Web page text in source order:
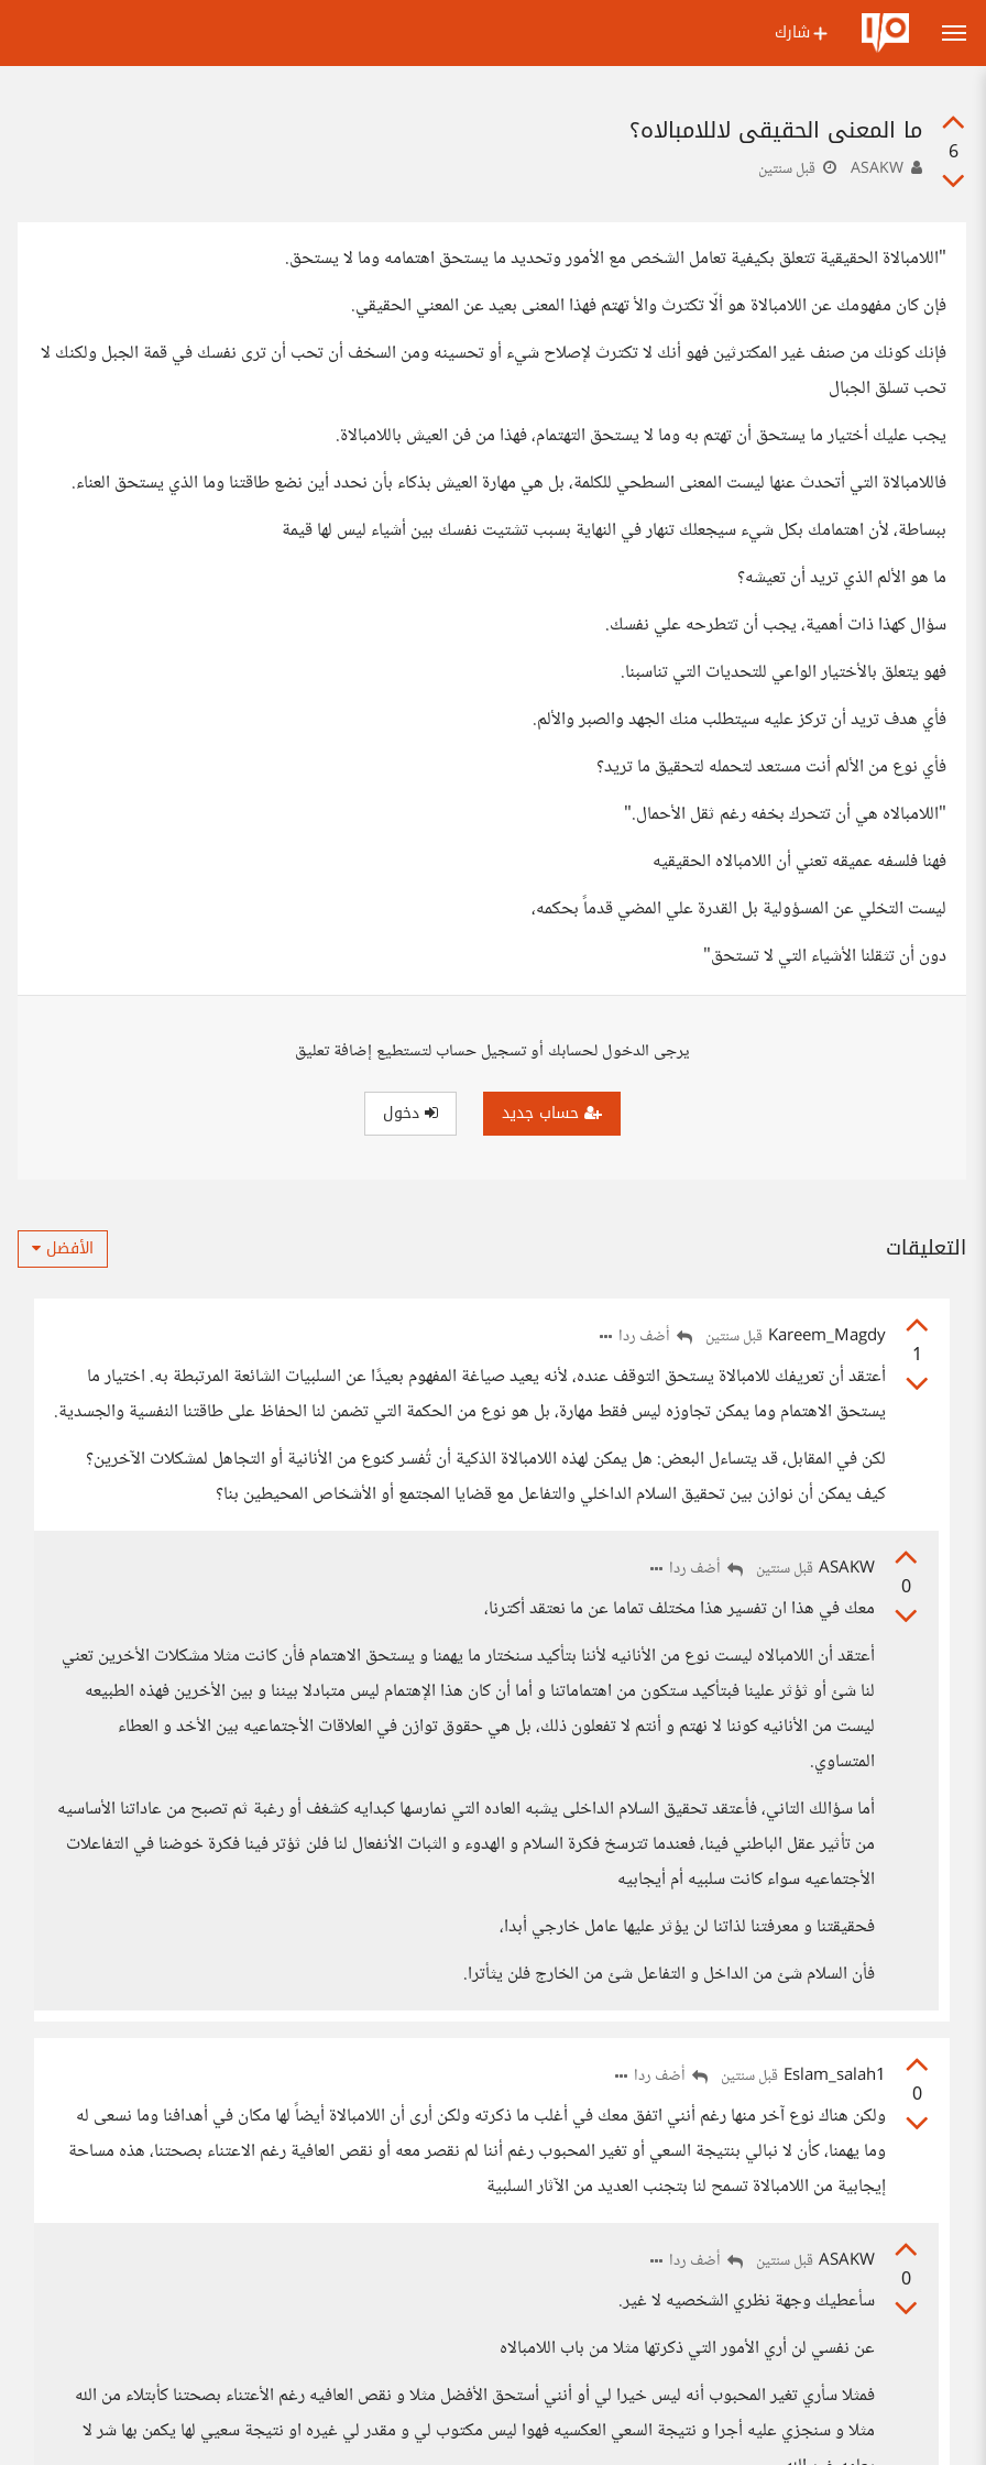
شارك
6
ما المعني الحقيقي لاللامبالاه؟
قبل سنتين
"اللامبالاة الحقيقية تتعلق بكيفية تعامل الشخص مع الأمور وتحديد ما يستحق اهتمامه وما لا يستحق.
فإن كان مفهومك عن اللامبالاة هو ألّا تكترث والأ تهتم فهذا المعنى بعيد عن المعني الحقيقي.
فإنك كونك من صنف غير المكترثين فهو أنك لا تكترث لإصلاح شيء أو تحسينه ومن السخف أن تحب أن ترى نفسك في قمة الجبل ولكنك لا
تحب تسلق الجبال
يجب عليك أختيار ما يستحق أن تهتم به وما لا يستحق التهتمام، فهذا من فن العيش باللامبالاة.
فاللامبالاة التي أتحدث عنها ليست المعنى السطحي للكلمة، بل هي مهارة العيش بذكاء بأن نحدد أين نضع طاقتنا وما الذي يستحق العناء.
ببساطة، لأن اهتمامك بكل شيء سيجعلك تنهار في النهاية بسبب تشتيت نفسك بين أشياء ليس لها قيمة
ما هو الألم الذي تريد أن تعيشه؟
سؤال كهذا ذات أهمية، يجب أن تتطرحه علي نفسك.
فهو يتعلق بالأختيار الواعي للتحديات التي تناسبنا.
فأي هدف تريد أن تركز عليه سيتطلب منك الجهد والصبر والألم.
فأي نوع من الألم أنت مستعد لتحمله لتحقيق ما تريد؟
"اللامبالاه هي أن تتحرك بخفه رغم ثقل الأحمال."
فهنا فلسفه عميقه تعني أن اللامبالاه الحقيقيه
ليست التخلي عن المسؤولية بل القدرة علي المضي قدماً بحكمه،
دون أن تثقلنا الأشياء التي لا تستحق"
يرجى الدخول لحسابك أو تسجيل حساب لتستطيع إضافة تعليق
حساب جديد دخول
التعليقات الأفضل
1
Kareem_Magdy قبل سنتين أضف ردا
أعتقد أن تعريفك للامبالاة يستحق التوقف عنده، لأنه يعيد صياغة المفهوم بعيدًا عن السلبيات الشائعة المرتبطة به. اختيار ما
يستحق الاهتمام وما يمكن تجاوزه ليس فقط مهارة، بل هو نوع من الحكمة التي تضمن لنا الحفاظ على طاقتنا النفسية والجسدية.
لكن في المقابل، قد يتساءل البعض: هل يمكن لهذه اللامبالاة الذكية أن تُفسر كنوع من الأنانية أو التجاهل لمشكلات الآخرين؟
كيف يمكن أن نوازن بين تحقيق السلام الداخلي والتفاعل مع قضايا المجتمع أو الأشخاص المحيطين بنا؟
0
ASAKW قبل سنتين أضف ردا
معك في هذا ان تفسير هذا مختلف تماما عن ما نعتقد أكترنا،
أعتقد أن اللامبالاه ليست نوع من الأنانيه لأننا بتأكيد سنختار ما يهمنا و يستحق الاهتمام فأن كانت مثلا مشكلات الأخرين تعني
لنا شئ أو ثؤثر علينا فبتأكيد ستكون من اهتماماتنا و أما أن كان هذا الإهتمام ليس متبادلا بيننا و بين الأخرين فهذه الطبيعه
ليست من الأنانيه كوننا لا نهتم و أنتم لا تفعلون ذلك، بل هي حقوق توازن في العلاقات الأجتماعيه بين الأخد و العطاء
المتساوي.
أما سؤالك التاني، فأعتقد تحقيق السلام الداخلى يشبه العاده التي نمارسها كبدايه كشغف أو رغبة ثم تصبح من عاداتنا الأساسيه
من تأثير عقل الباطني فينا، فعندما تترسخ فكرة السلام و الهدوء و الثبات الأنفعال لنا فلن ثؤتر فينا فكرة خوضنا في التفاعلات
الأجتماعيه سواء كانت سلبيه أم أيجابيه
فحقيقتنا و معرفتنا لذاتنا لن يؤثر عليها عامل خارجي أبدا،
فأن السلام شئ من الداخل و التفاعل شئ من الخارج فلن يثأترا.
0
Eslam_salah1 قبل سنتين أضف ردا
ولكن هناك نوع آخر منها رغم أنني اتفق معك في أغلب ما ذكرته ولكن أرى أن اللامبالاة أيضاً لها مكان في أهدافنا وما نسعى له
وما يهمنا، كأن لا نبالي بنتيجة السعي أو تغير المحبوب رغم أننا لم نقصر معه أو نقص العافية رغم الاعتناء بصحتنا، هذه مساحة
إيجابية من اللامبالاة تسمح لنا بتجنب العديد من الآثار السلبية
0
ASAKW قبل سنتين أضف ردا
سأعطيك وجهة نظري الشخصيه لا غير.
عن نفسي لن أري الأمور التي ذكرتها مثلا من باب اللامبالاه
فمثلا سأري تغير المحبوب أنه ليس خيرا لي أو أنني أستحق الأفضل مثلا و نقص العافيه رغم الأعتناء بصحتنا كأبتلاء من الله
مثلا و سنجزي عليه أجرا و نتيجة السعي العكسيه فهوا ليس مكتوب لي و مقدر لي غيره او نتيجة سعيي لها يكمن بها شر لا